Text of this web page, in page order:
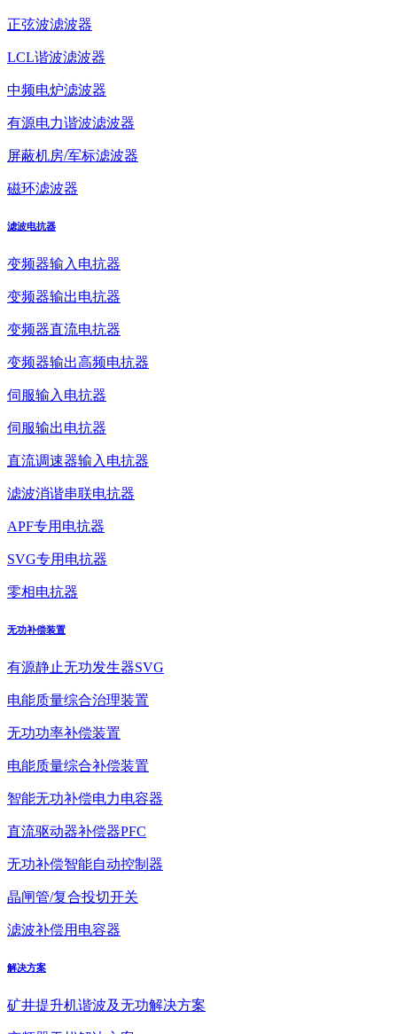
正弦波滤波器
LCL谐波滤波器
中频电炉滤波器
有源电力谐波滤波器
屏蔽机房/军标滤波器
磁环滤波器
滤波电抗器
变频器输入电抗器
变频器输出电抗器
变频器直流电抗器
变频器输出高频电抗器
伺服输入电抗器
伺服输出电抗器
直流调速器输入电抗器
滤波消谐串联电抗器
APF专用电抗器
SVG专用电抗器
零相电抗器
无功补偿装置
有源静止无功发生器SVG
电能质量综合治理装置
无功功率补偿装置
电能质量综合补偿装置
智能无功补偿电力电容器
直流驱动器补偿器PFC
无功补偿智能自动控制器
晶闸管/复合投切开关
滤波补偿用电容器
解决方案
矿井提升机谐波及无功解决方案